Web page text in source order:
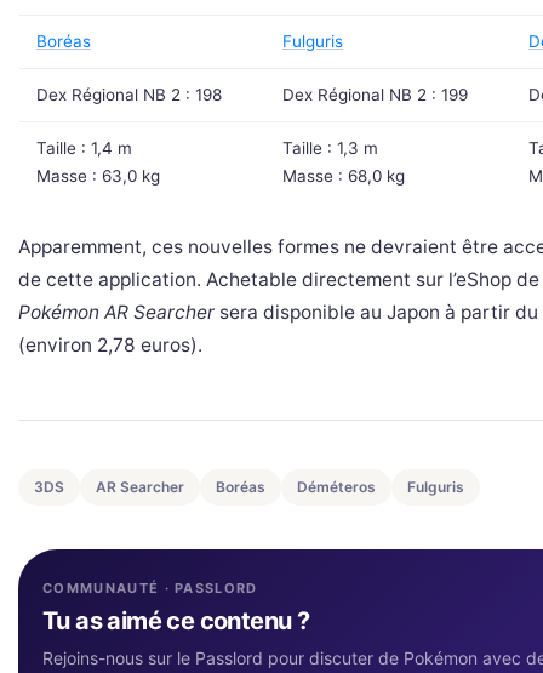
Boréas Fulguris
Dex Régional NB 2 : 198 Dex Régional NB 2 : 199
Taille : 1,4 m
Masse : 63,0 kg
Taille : 1,3 m
Masse : 68,0 kg
Apparemment, ces nouvelles formes ne devraient être
de cette application. Achetable directement sur l’eShop
Pokémon AR Searcher sera disponible au Japon à partir
(environ 2,78 euros).
3DS AR Searcher Boréas Déméteros Fulguris
COMMUNAUTÉ · PASSLORD
Tu as aimé ce contenu ?
Rejoins-nous sur le Passlord pour discuter de Pokémon avec